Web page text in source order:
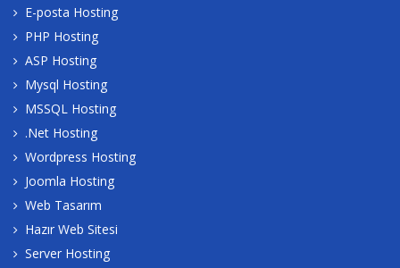
E-posta Hosting
PHP Hosting
ASP Hosting
Mysql Hosting
MSSQL Hosting
.Net Hosting
Wordpress Hosting
Joomla Hosting
Web Tasarım
Hazır Web Sitesi
Server Hosting